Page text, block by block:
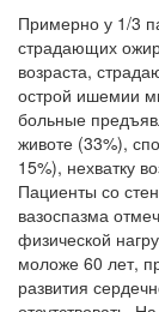
Примерно у 1/3
страдающих
возраста,
острой ишемии
больные
животе (33%),
15%), нехватку
Пациенты со
вазоспазма
физи­ческой
моложе 60 лет,
развития